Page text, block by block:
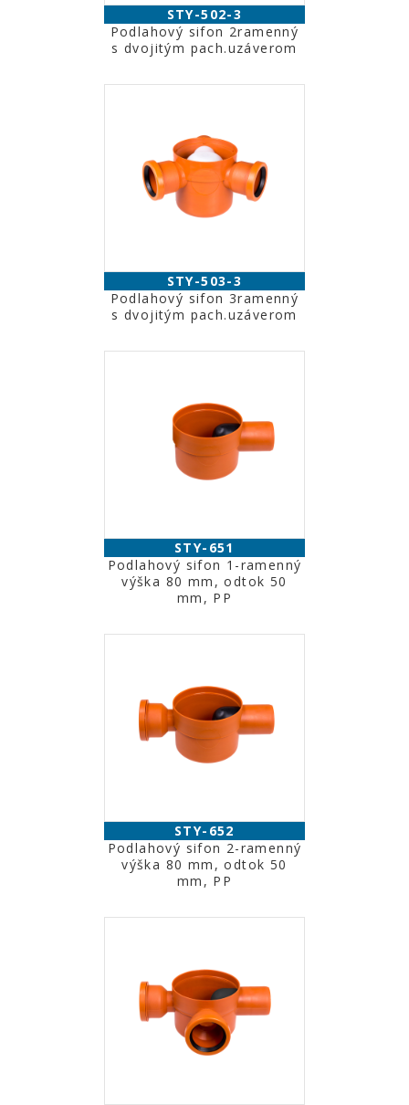
STY-502-3
Podlahový sifon 2ramenný
s dvojitým pach.uzáverom
STY-503-3
Podlahový sifon 3ramenný
s dvojitým pach.uzáverom
STY-651
Podlahový sifon 1-ramenný
výška 80 mm, odtok 50
mm, PP
STY-652
Podlahový sifon 2-ramenný
výška 80 mm, odtok 50
mm, PP